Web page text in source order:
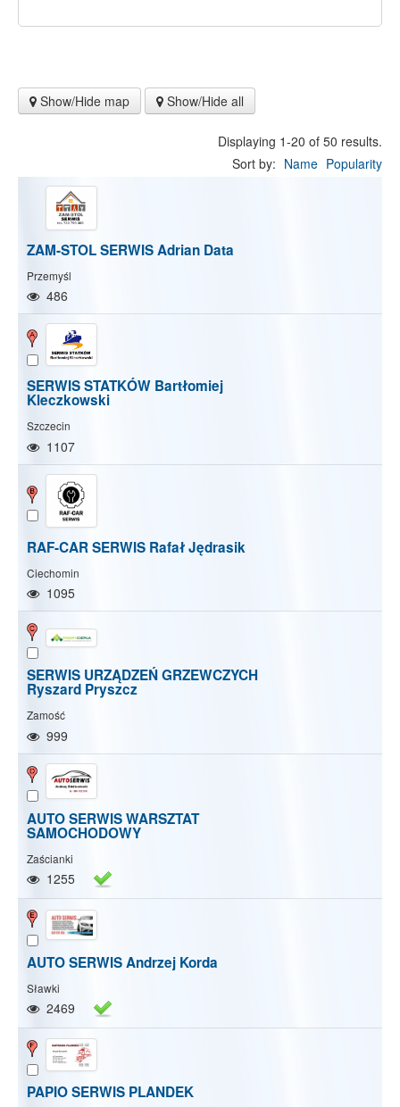
Show/Hide map Show/Hide all
Show/Hide map Show/Hide all
Displaying 1-20 of 50 results.
Sort by: Name Popularity
ZAM-STOL SERWIS Adrian Data
Przemyśl
486
SERWIS STATKÓW Bartłomiej
Kleczkowski
Szczecin
1107
RAF-CAR SERWIS Rafał Jędrasik
Ciechomin
1095
SERWIS URZĄDZEŃ GRZEWCZYCH
Ryszard Pryszcz
Zamość
999
AUTO SERWIS WARSZTAT
SAMOCHODOWY
Zaścianki
1255
AUTO SERWIS Andrzej Korda
Sławki
2469
PAPIO SERWIS PLANDEK